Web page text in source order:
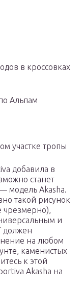
в кроссовках
Альпам
участке тропы
добавила в
станет
модель Akasha.
такой рисунок
чрезмерно),
и
должен
на любом
каменистых
к этой
Akasha на